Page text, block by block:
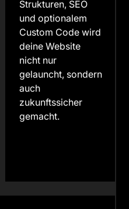
Strukturen, SEO
und optionalem
Custom Code wird
deine Website
nicht nur
gelauncht, sondern
auch
zukunftssicher
gemacht.